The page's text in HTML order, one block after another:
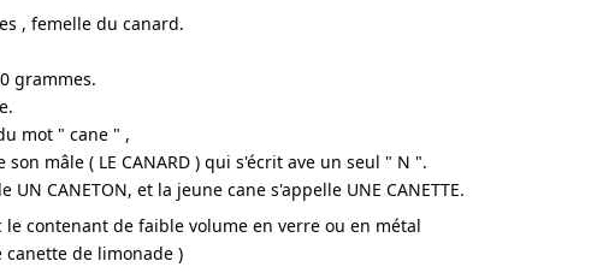
, femelle du canard.
grammes.
mot " cane " ,
mâle ( LE CANARD ) qui s'écrit ave un seul " N ".
CANETON, et la jeune cane s'appelle UNE CANETTE.
le contenant de faible volume en verre ou en métal
de limonade )